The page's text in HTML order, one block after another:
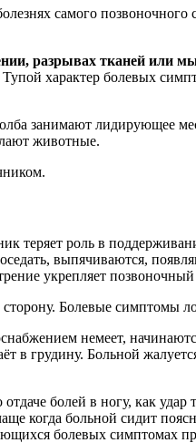
самого
разрывах тканей или
характер болевых
занимают лидирующее
животные.
теряет роль в
выпячиваются,
укрепляет
Болевые симптомы
немеет,
в грудину. Больной
болей в ногу, как
когда больной сидит
болевых симптомах